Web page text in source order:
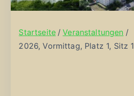
Startseite
Veranstaltungen
2026, Vormittag, Platz 1, Sitz 1